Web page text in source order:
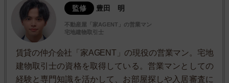
監修 豊田 明
不動産屋「家AGENT」の営業マン
宅地建物取引士
賃貸の仲介会社「家AGENT」の現役の営業マン。宅地
建物取引士の資格を取得している。営業マンとしての
経験と専門知識を活かして、お部屋探しや入居審査に